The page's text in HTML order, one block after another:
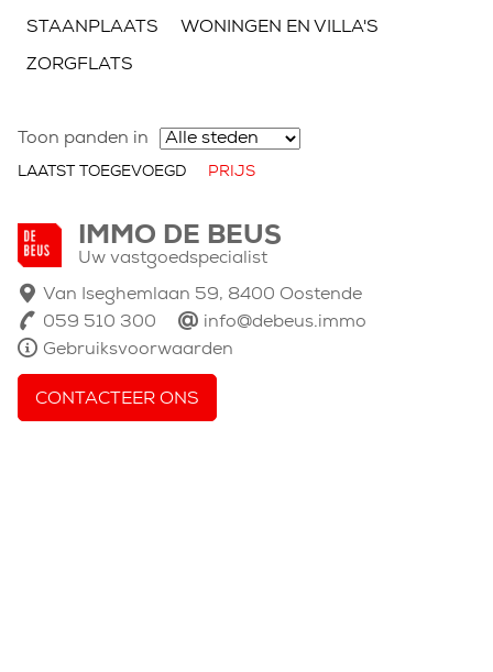
STAANPLAATS WONINGEN EN VILLA'S
ZORGFLATS
Toon panden in
LAATST TOEGEVOEGD PRIJS
IMMO DE BEUS
Uw vastgoedspecialist
Van Iseghemlaan 59, 8400 Oostende
059 510 300
info@debeus.immo
Gebruiksvoorwaarden
CONTACTEER ONS